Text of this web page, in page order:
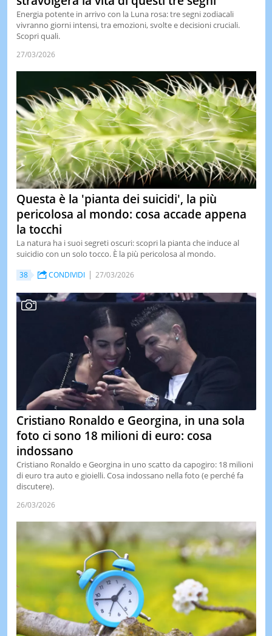
Energia potente in arrivo con la Luna rosa: tre segni zodiacali
vivranno giorni intensi, tra emozioni, svolte e decisioni cruciali.
Scopri quali.
27/03/2026
Questa è la 'pianta dei suicidi', la più
pericolosa al mondo: cosa accade appena
la tocchi
La natura ha i suoi segreti oscuri: scopri la pianta che induce al
suicidio con un solo tocco. È la più pericolosa al mondo.
38 CONDIVIDI 27/03/2026
Cristiano Ronaldo e Georgina, in una sola
foto ci sono 18 milioni di euro: cosa
indossano
Cristiano Ronaldo e Georgina in uno scatto da capogiro: 18 milioni
di euro tra auto e gioielli. Cosa indossano nella foto (e perché fa
discutere).
26/03/2026